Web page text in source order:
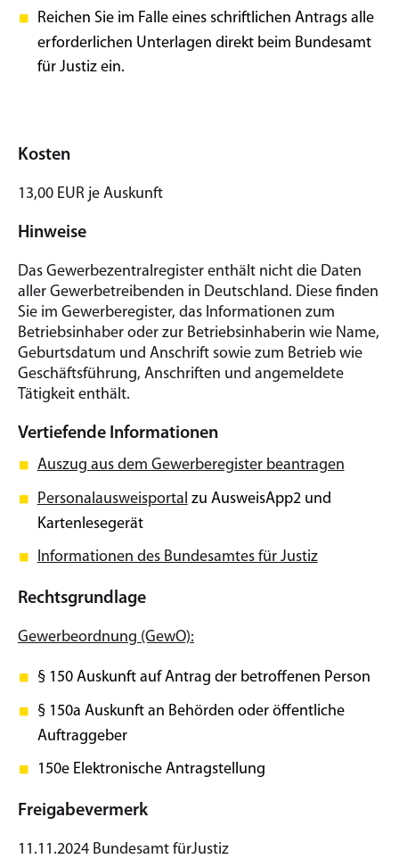
Reichen Sie im Falle eines schriftlichen Antrags alle
erforderlichen Unterlagen direkt beim Bundesamt
für Justiz ein.
Kosten
13,00 EUR je Auskunft
Hinweise
Das Gewerbezentralregister enthält nicht die Daten
aller Gewerbetreibenden in Deutschland. Diese finden
Sie im Gewerberegister, das Informationen zum
Betriebsinhaber oder zur Betriebsinhaberin wie Name,
Geburtsdatum und Anschrift sowie zum Betrieb wie
Geschäftsführung, Anschriften und angemeldete
Tätigkeit enthält.
Vertiefende Informationen
Auszug aus dem Gewerberegister beantragen
Personalausweisportal zu AusweisApp2 und
Kartenlesegerät
Informationen des Bundesamtes für Justiz
Rechtsgrundlage
Gewerbeordnung (GewO):
§ 150 Auskunft auf Antrag der betroffenen Person
§ 150a Auskunft an Behörden oder öffentliche
Auftraggeber
150e Elektronische Antragstellung
Freigabevermerk
11.11.2024 Bundesamt fürJustiz